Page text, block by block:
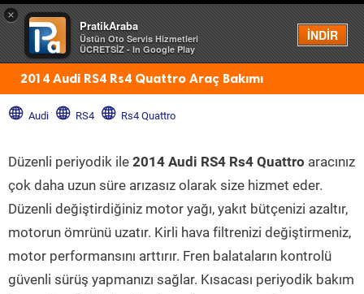
×
PratikAraba
Üstün Oto Servis Hizmetleri
ÜCRETSİZ - In Google Play
İNDİR
Menü
2014 Audi RS4 Rs4 Quattro Araç Bakımı
Audi RS4 Rs4 Quattro
Düzenli periyodik ile 2014 Audi RS4 Rs4 Quattro aracınız
çok daha uzun süre arızasız olarak size hizmet eder.
Düzenli değiştirdiğiniz motor yağı, yakıt bütçenizi azaltır,
motorun ömrünü uzatır. Kirli hava filtrenizi değiştirmeniz,
motor performansını arttırır. Fren balataların kontrolü
güvenli sürüş yapmanızı sağlar. Kısacası periyodik bakım